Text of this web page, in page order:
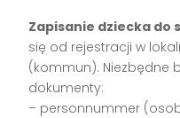
Zapisanie dziecka do
się od rejestracji w
(kommun). Niezbędne
dokumenty:
– personnummer